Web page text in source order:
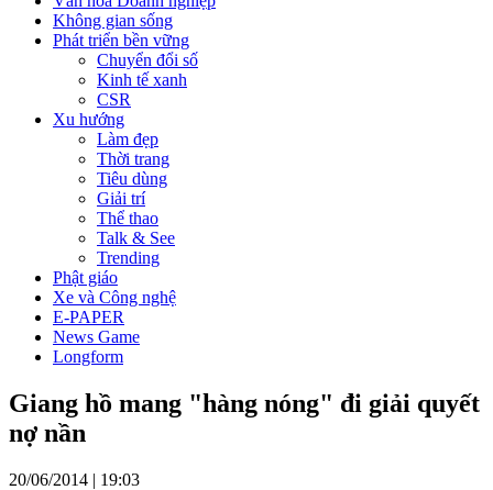
Không gian sống
Phát triển bền vững
Chuyển đổi số
Kinh tế xanh
CSR
Xu hướng
Làm đẹp
Thời trang
Tiêu dùng
Giải trí
Thể thao
Talk & See
Trending
Phật giáo
Xe và Công nghệ
E-PAPER
News Game
Longform
Giang hồ mang "hàng nóng" đi giải quyết
nợ nần
20/06/2014 | 19:03